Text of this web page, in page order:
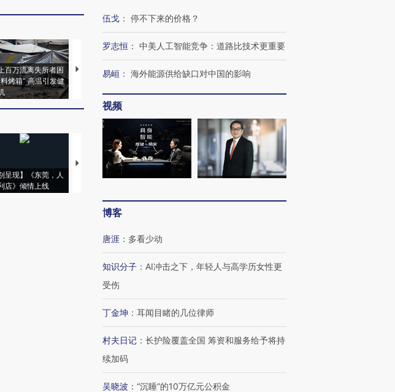
百万流离失所者困
烤箱” 高温引发健
视线｜HYROX的吸金
术：是什么让中产们甘
心“花钱找虐”？
马航飞行员跨国走私7万
粒摇头丸 尿检体内含3种
毒品
育部长拱下台
呈现】《东莞，人
店》倾情上线
【推广】走进第四届链博
会，让数智科技“链”接产
【特别呈现】寻找100种
【商旅对话】华住集团
CFO：不靠规模取胜，华
伍戈 ： 停不下来的价格？
罗志恒 ： 中美人工智能竞争：道路比技术更重要
易峘 ： 海外能源供给缺口对中国的影响
视频
博客
唐涯 ： 多看少动
知识分子 ： AI冲击之下，年轻人与高学历女性更
受伤
丁金坤 ： 耳闻目睹的几位律师
村夫日记 ： 长护险覆盖全国 筹资和服务给予将持
续加码
吴晓波 ： “沉睡”的10万亿元公积金